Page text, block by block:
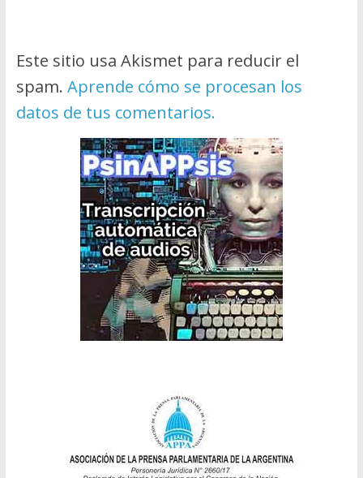
Este sitio usa Akismet para reducir el
spam. Aprende cómo se procesan los
datos de tus comentarios.